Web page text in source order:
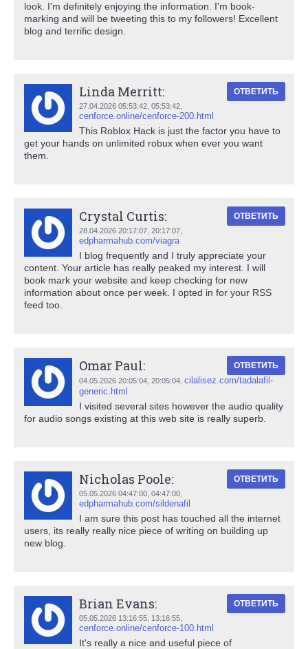
look. I'm definitely enjoying the information. I'm book-
marking and will be tweeting this to my followers! Excellent
blog and terrific design.
Linda Merritt:
27.04.2026 05:53:42, 05:53:42
cenforce.online/cenforce-200.html
ОТВЕТИТЬ
This Roblox Hack is just the factor you have to
get your hands on unlimited robux when ever you want
them.
Crystal Curtis:
28.04.2026 20:17:07, 20:17:07
edpharmahub.com/viagra
ОТВЕТИТЬ
I blog frequently and I truly appreciate your
content. Your article has really peaked my interest. I will
book mark your website and keep checking for new
information about once per week. I opted in for your RSS
feed too.
Omar Paul:
04.05.2026 20:05:04, 20:05:04 cilalisez.com/tadalafil-
generic.html
ОТВЕТИТЬ
I visited several sites however the audio quality
for audio songs existing at this web site is really superb.
Nicholas Poole:
05.05.2026 04:47:00, 04:47:00
edpharmahub.com/sildenafil
ОТВЕТИТЬ
I am sure this post has touched all the internet
users, its really really nice piece of writing on building up
new blog.
Brian Evans:
05.05.2026 13:16:55, 13:16:55
cenforce.online/cenforce-100.html
ОТВЕТИТЬ
It's really a nice and useful piece of